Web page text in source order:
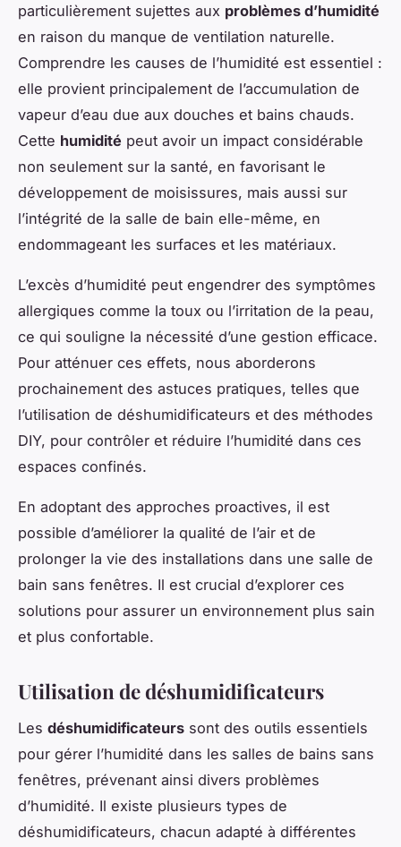
particulièrement sujettes aux problèmes d’humidité
en raison du manque de ventilation naturelle.
Comprendre les causes de l’humidité est essentiel :
elle provient principalement de l’accumulation de
vapeur d’eau due aux douches et bains chauds.
Cette humidité peut avoir un impact considérable
non seulement sur la santé, en favorisant le
développement de moisissures, mais aussi sur
l’intégrité de la salle de bain elle-même, en
endommageant les surfaces et les matériaux.
L’excès d’humidité peut engendrer des symptômes
allergiques comme la toux ou l’irritation de la peau,
ce qui souligne la nécessité d’une gestion efficace.
Pour atténuer ces effets, nous aborderons
prochainement des astuces pratiques, telles que
l’utilisation de déshumidificateurs et des méthodes
DIY, pour contrôler et réduire l’humidité dans ces
espaces confinés.
En adoptant des approches proactives, il est
possible d’améliorer la qualité de l’air et de
prolonger la vie des installations dans une salle de
bain sans fenêtres. Il est crucial d’explorer ces
solutions pour assurer un environnement plus sain
et plus confortable.
Utilisation de déshumidificateurs
Les déshumidificateurs sont des outils essentiels
pour gérer l’humidité dans les salles de bains sans
fenêtres, prévenant ainsi divers problèmes
d’humidité. Il existe plusieurs types de
déshumidificateurs, chacun adapté à différentes